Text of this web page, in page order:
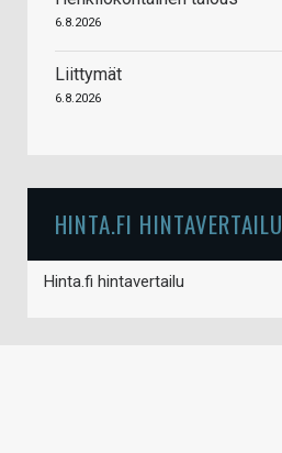
6.8.2026
Liittymät
6.8.2026
HINTA.FI HINTAVERTAILU
Hinta.fi hintavertailu